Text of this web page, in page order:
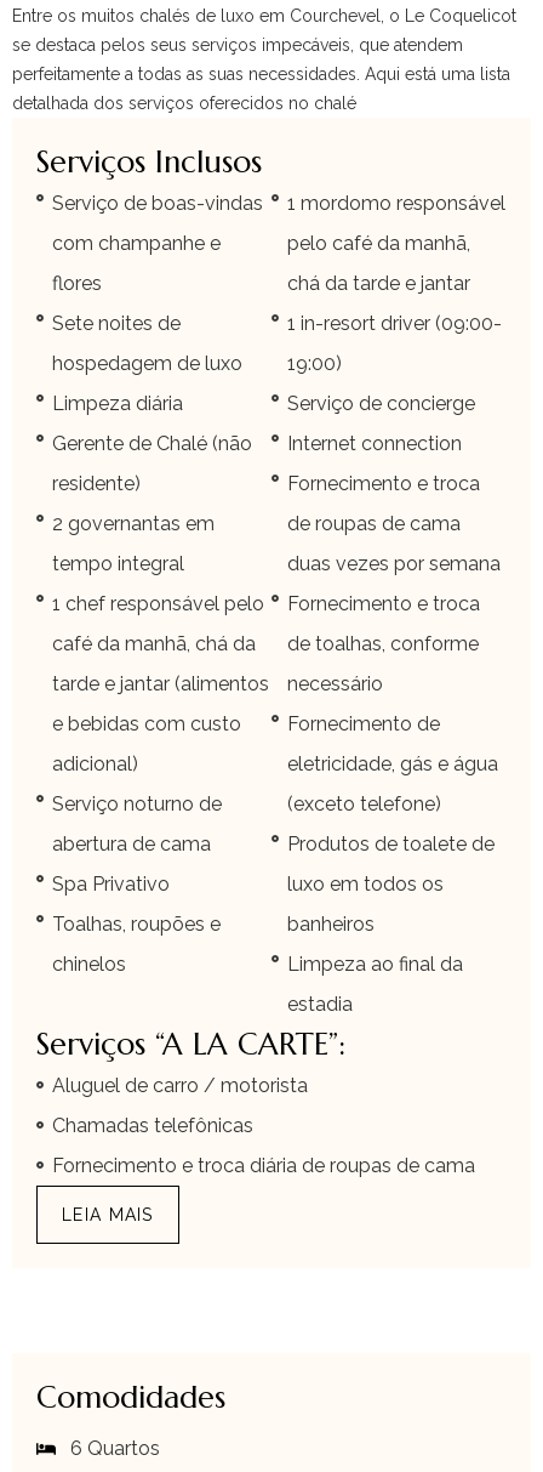
Entre os muitos chalés de luxo em Courchevel, o Le Coquelicot
se destaca pelos seus serviços impecáveis, que atendem
perfeitamente a todas as suas necessidades. Aqui está uma lista
detalhada dos serviços oferecidos no chalé
Serviços Inclusos
Serviço de boas-vindas
com champanhe e
flores
Sete noites de
hospedagem de luxo
Limpeza diária
Gerente de Chalé (não
residente)
2 governantas em
tempo integral
1 chef responsável pelo
café da manhã, chá da
tarde e jantar (alimentos
e bebidas com custo
adicional)
Serviço noturno de
abertura de cama
Spa Privativo
Toalhas, roupões e
chinelos
1 mordomo responsável
pelo café da manhã,
chá da tarde e jantar
1 in-resort driver (09:00-
19:00)
Serviço de concierge
Internet connection
Fornecimento e troca
de roupas de cama
duas vezes por semana
Fornecimento e troca
de toalhas, conforme
necessário
Fornecimento de
eletricidade, gás e água
(exceto telefone)
Produtos de toalete de
luxo em todos os
banheiros
Limpeza ao final da
estadia
Serviços “A LA CARTE”:
Aluguel de carro / motorista
Chamadas telefônicas
Fornecimento e troca diária de roupas de cama
LEIA MAIS
Comodidades
6 Quartos